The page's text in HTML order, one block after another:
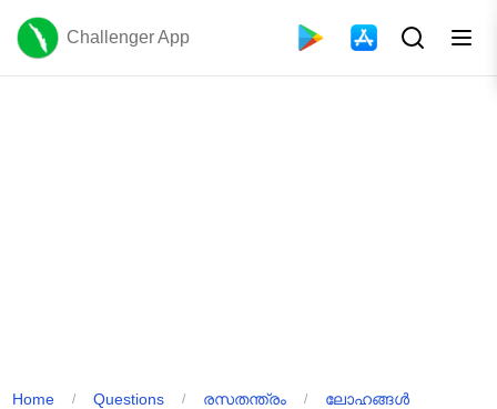
Challenger App
Home / Questions / രസതന്ത്രം / ലോഹങ്ങൾ